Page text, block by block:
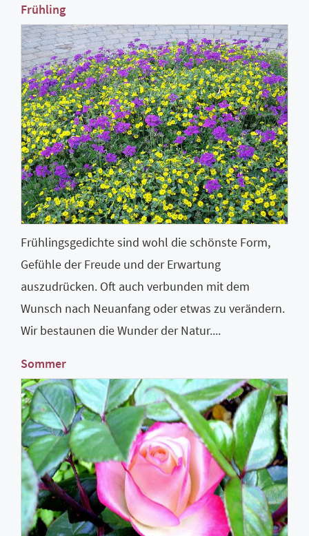
Frühling
Frühlingsgedichte sind wohl die schönste Form,
Gefühle der Freude und der Erwartung
auszudrücken. Oft auch verbunden mit dem
Wunsch nach Neuanfang oder etwas zu verändern.
Wir bestaunen die Wunder der Natur....
Sommer